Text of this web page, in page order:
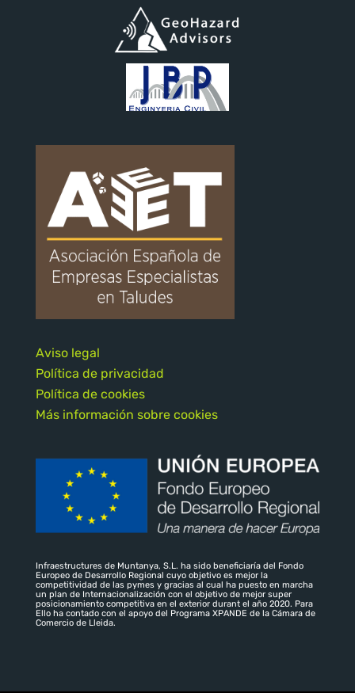
Aviso legal
Política de privacidad
Política de cookies
Más información sobre cookies
Infraestructures de Muntanya, S.L. ha sido beneficiaría del Fondo
Europeo de Desarrollo Regional cuyo objetivo es mejor la
competitividad de las pymes y gracias al cual ha puesto en marcha
un plan de Internacionalización con el objetivo de mejor super
posicionamiento competitiva en el exterior durant el año 2020. Para
Ello ha contado con el apoyo del Programa XPANDE de la Cámara de
Comercio de Lleida.